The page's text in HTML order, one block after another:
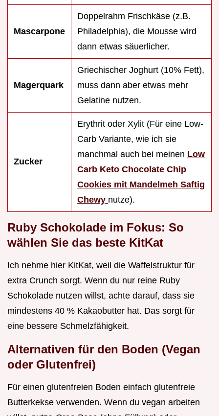
Mascarpone
Doppelrahm Frischkäse (z.B.
Philadelphia), die Mousse wird
dann etwas säuerlicher.
Magerquark
Griechischer Joghurt (10% Fett),
muss dann aber etwas mehr
Gelatine nutzen.
Zucker
Erythrit oder Xylit (Für eine Low-
Carb Variante, wie ich sie
manchmal auch bei meinen Low
Carb Keto Chocolate Chip
Cookies mit Mandelmeh Saftig
Chewy nutze).
Ruby Schokolade im Fokus: So
wählen Sie das beste KitKat
Ich nehme hier KitKat, weil die Waffelstruktur für
extra Crunch sorgt. Wenn du nur reine Ruby
Schokolade nutzen willst, achte darauf, dass sie
mindestens 40 % Kakaobutter hat. Das sorgt für
eine bessere Schmelzfähigkeit.
Alternativen für den Boden (Vegan
oder Glutenfrei)
Für einen glutenfreien Boden einfach glutenfreie
Butterkekse verwenden. Wenn du vegan arbeiten